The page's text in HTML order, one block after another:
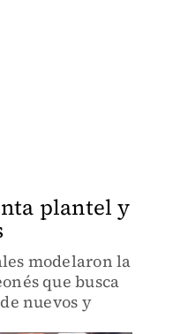
plantel y
modelaron la
que busca
nuevos y